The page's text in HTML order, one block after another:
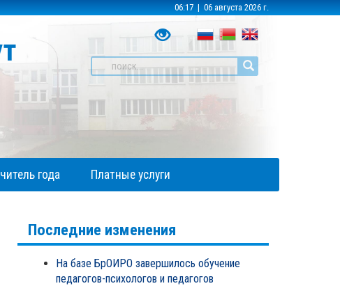
06:17 | 06 августа 2026 г.
года Платные услуги
Последние изменения
На базе БрОИРО завершилось обучение
педагогов-психологов и педагогов